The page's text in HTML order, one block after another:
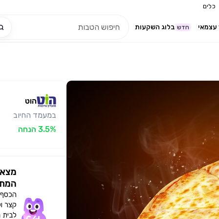
כלים
בלוג השקעות חדש
הוט
במעמד החיוב
3.5% הנחה
הכסף
קצר